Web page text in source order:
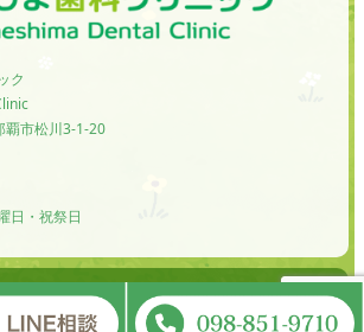
ク
覇市松川3-1-20
日・祝祭日